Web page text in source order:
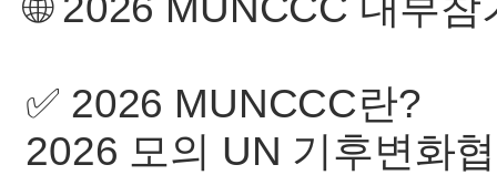
✅ 2026 MUNCCC란?
2026 모의 UN 기후변화